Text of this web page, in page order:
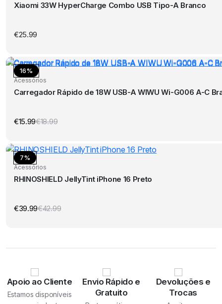
Xiaomi 33W HyperCharge Combo USB Tipo-A Branco
€25.99
16%
Acessórios
Carregador Rápido de 18W USB-A WIWU Wi-G006 A-C
€18.99O
era:
€18.99.
€15.99 O
é:
€15.99.
7%
Acessórios
RHINOSHIELD JellyTint iPhone 16 Preto
€42.99O
€39.99 O
Apoio ao Cliente
Estamos disponíveis
Envio Rápido e
Gratuito
Devoluções e
Trocas